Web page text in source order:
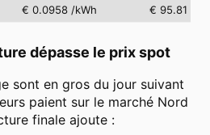
€ 0.0958 /kWh € 95.81
dépasse le prix spot
sont en gros du jour suivant
paient sur le marché Nord
finale ajoute :